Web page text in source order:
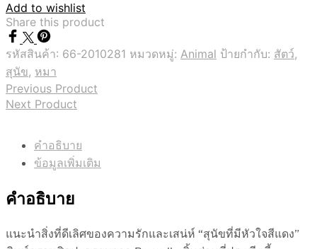
Add to wishlist
Share this product
รหัสสินค้า: 66-2010281 หมวดหมู่: Animal ป้ายกำกับ: สัตว์,
สุนัข, หมา
Previous Product
Next Product
คำอธิบาย
ข้อมูลเพิ่มเติม
คำอธิบาย
แนะนำสิ่งที่ดีเลิศของความรักและเสน่ห์ “สุนัขที่มีหัวใจสีแดง”